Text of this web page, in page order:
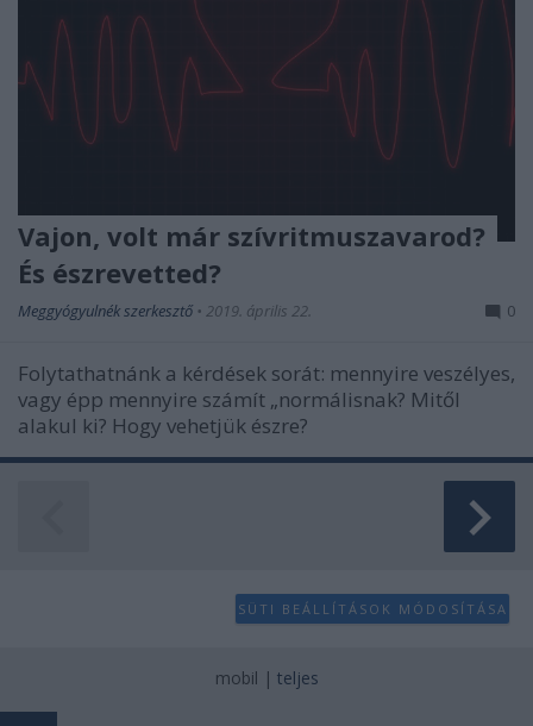
Vajon, volt már szívritmuszavarod?
És észrevetted?
Meggyógyulnék szerkesztő • 2019. április 22. 0
Folytathatnánk a kérdések sorát: mennyire veszélyes,
vagy épp mennyire számít „normálisnak? Mitől
alakul ki? Hogy vehetjük észre?
SÜTI BEÁLLÍTÁSOK MÓDOSÍTÁSA
mobil | teljes